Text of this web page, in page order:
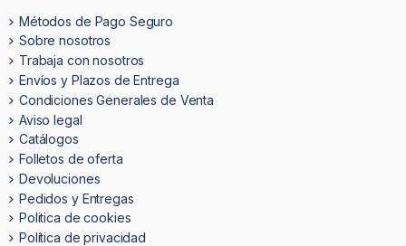
Métodos de Pago Seguro
Sobre nosotros
Trabaja con nosotros
Envíos y Plazos de Entrega
Condiciones Generales de Venta
Aviso legal
Catálogos
Folletos de oferta
Devoluciones
Pedidos y Entregas
Politica de cookies
Política de privacidad